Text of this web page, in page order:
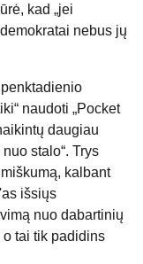
kad „jei
nebus jų
naudoti „Pocket
daugiau
stalo“. Trys
kalbant
išsiųs
nuo dabartinių
tai tik padidins